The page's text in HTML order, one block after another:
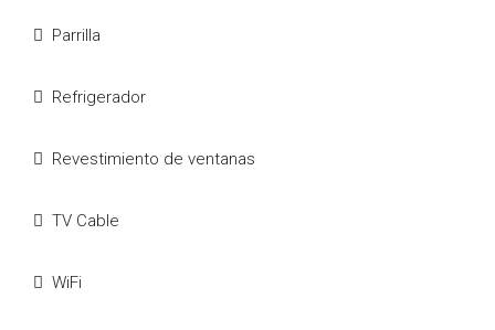
Parrilla
Refrigerador
Revestimiento de ventanas
TV Cable
WiFi